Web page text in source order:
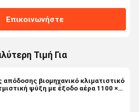
Επικοινωνήστε
Τιμή Για
βιομηχανικό κλιματιστικό
ψύξη με έξοδο αέρα 1100 ×